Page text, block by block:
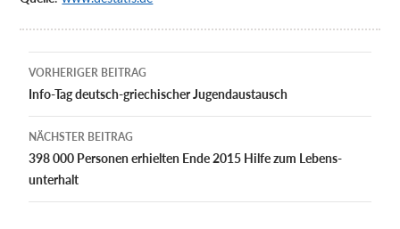
Beitragsnavigation
VORHERIGER BEITRAG
Info-Tag deutsch-griechischer Jugendaustausch
NÄCHSTER BEITRAG
398 000 Personen erhielten Ende 2015 Hilfe zum Lebens­
unterhalt